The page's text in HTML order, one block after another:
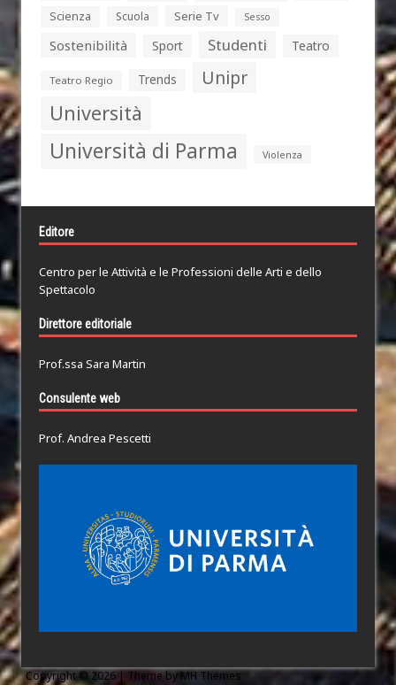
Scienza
Scuola Serie Tv Sesso
Sostenibilità Sport Studenti Teatro
Teatro Regio Trends Unipr
Università
Università di Parma Violenza
Editore
Centro per le Attività e le Professioni delle Arti e dello
Spettacolo
Direttore editoriale
Prof.ssa Sara Martin
Consulente web
Prof. Andrea Pescetti
Copyright © 2026 | Theme byMH Themes